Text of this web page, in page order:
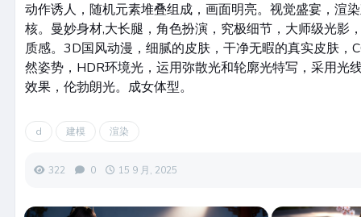
动作诱人，随机元素堆叠组成，画面明亮。视觉盛宴，渲
核。曼妙身材,大长腿，角色扮演，究极细节，大师级光影
质感。3D国风动漫，细腻的皮肤，干净无暇的真实皮肤，
然姿势，HDR环境光，运用弥散光和轮廓光特写，采用光
效果，伦勃朗光。成女体型。
d 建模 渲染
322 0 15 9 月, 2025